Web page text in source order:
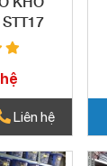
Liên hệ